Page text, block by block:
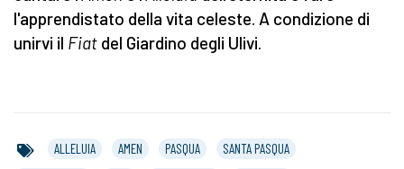
l'apprendistato della vita celeste. A condizione di
unirvi il Fiat del Giardino degli Ulivi.
ALLELUIA AMEN PASQUA
SANTA PASQUA